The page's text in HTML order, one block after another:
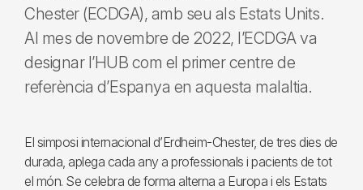
Chester (ECDGA), amb seu als Estats Units.
Al mes de novembre de 2022, l’ECDGA va
designar l’HUB com el primer centre de
referència d’Espanya en aquesta malaltia.
El simposi internacional d’Erdheim-Chester, de tres dies de
durada, aplega cada any a professionals i pacients de tot
el món. Se celebra de forma alterna a Europa i els Estats